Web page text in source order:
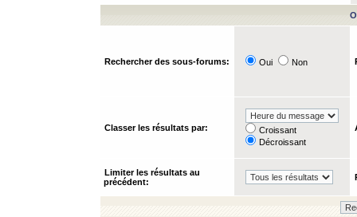
Rechercher des sous-forums: Oui Non
Classer les résultats par:
Croissant
Décroissant
Limiter les résultats au
précédent: